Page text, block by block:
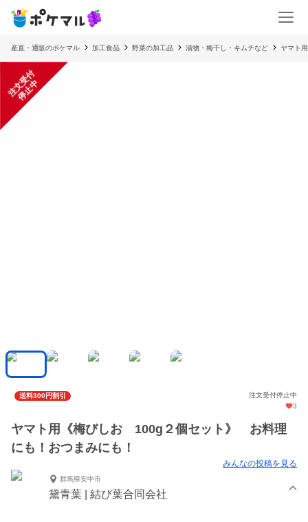
産直・通販のポケマル 加工食品 野菜の加工品 漬物・梅干し・キムチなど ヤマト
注
文
受
付
停
止
中
送料300円割引
注文受付停止中
3
ヤマト用《梅びしお 100g２個セット》 お料理
にも！おつまみにも！
みんなの投稿を見る
群馬県安中市
黛青葉 | 結び葉合同会社